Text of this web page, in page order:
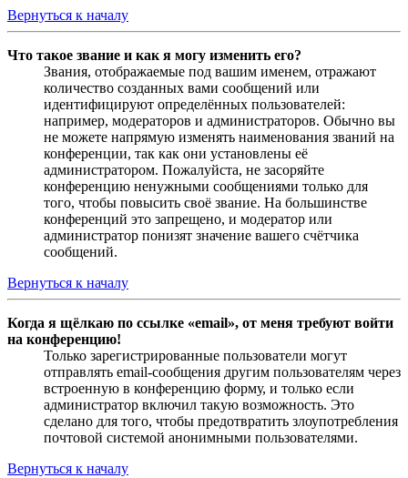
Вернуться к началу
Что такое звание и как я могу изменить его?
Звания, отображаемые под вашим именем, отражают
количество созданных вами сообщений или
идентифицируют определённых пользователей:
например, модераторов и администраторов. Обычно вы
не можете напрямую изменять наименования званий на
конференции, так как они установлены её
администратором. Пожалуйста, не засоряйте
конференцию ненужными сообщениями только для
того, чтобы повысить своё звание. На большинстве
конференций это запрещено, и модератор или
администратор понизят значение вашего счётчика
сообщений.
Вернуться к началу
Когда я щёлкаю по ссылке «email», от меня требуют войти
на конференцию!
Только зарегистрированные пользователи могут
отправлять email-сообщения другим пользователям через
встроенную в конференцию форму, и только если
администратор включил такую возможность. Это
сделано для того, чтобы предотвратить злоупотребления
почтовой системой анонимными пользователями.
Вернуться к началу